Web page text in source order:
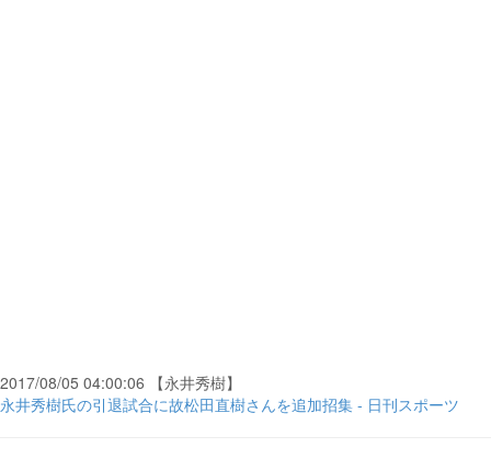
2017/08/05 04:00:06 【永井秀樹】
永井秀樹氏の引退試合に故松田直樹さんを追加招集 - 日刊スポーツ